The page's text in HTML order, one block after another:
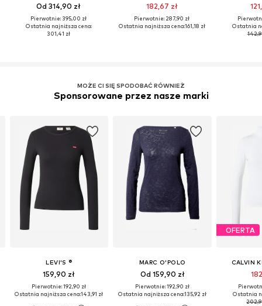
Od 314,90 zł
Pierwotnie: 395,00 zł
Ostatnia najniższa cena:
301,41 zł
182,67 zł
Pierwotnie: 287,90 zł
Ostatnia najniższa cena:161,18 zł
Ostatnia
MOŻE CI SIĘ SPODOBAĆ RÓWNIEŻ
Sponsorowane przez nasze marki
LEVI'S ®
159,90 zł
Pierwotnie: 192,90 zł
Ostatnia najniższa cena:143,91 zł
MARC O'POLO
Od 159,90 zł
Pierwotnie: 192,90 zł
Ostatnia najniższa cena:135,92 zł
OFERTA
CALVIN
Ostatnia